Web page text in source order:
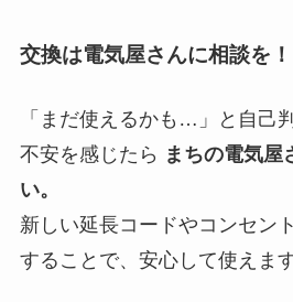
交換は電気屋さんに相談を！
「まだ使えるかも…」と自己
不安を感じたら まちの電気屋
い。
新しい延長コードやコンセン
することで、安心して使えま